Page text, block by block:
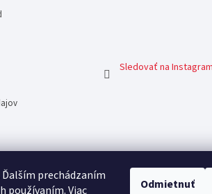
prechádzaním
používaním. Viac
Odmietnuť
Sledovať na